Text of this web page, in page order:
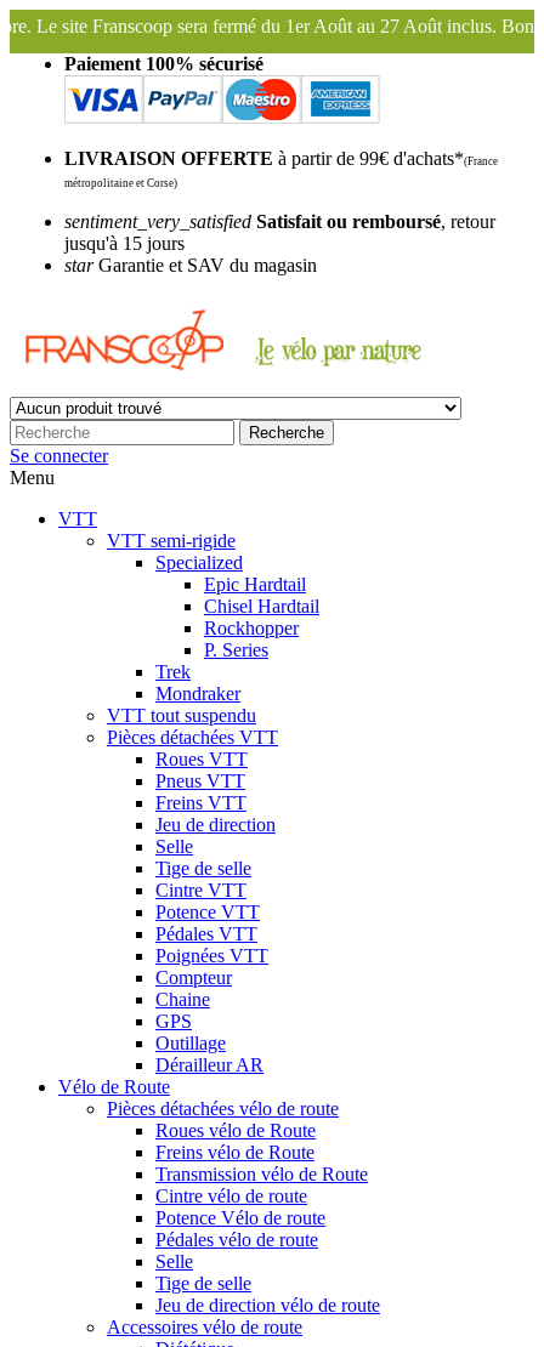
du 1er Août au 27 Août inclus. Bonnes vacances !
Franscoop,
Paiement 100% sécurisé
LIVRAISON OFFERTE à partir de 99€ d'achats*(France
métropolitaine et Corse)
sentiment_very_satisfied Satisfait ou remboursé, retour
jusqu'à 15 jours
starGarantie et SAV du magasin
Recherche
Se connecter
Menu
VTT
VTT semi-rigide
Specialized
Epic Hardtail
Chisel Hardtail
Rockhopper
P. Series
Trek
Mondraker
VTT tout suspendu
Pièces détachées VTT
Roues VTT
Pneus VTT
Freins VTT
Jeu de direction
Selle
Tige de selle
Cintre VTT
Potence VTT
Pédales VTT
Poignées VTT
Compteur
Chaine
GPS
Outillage
Dérailleur AR
Vélo de Route
Pièces détachées vélo de route
Roues vélo de Route
Freins vélo de Route
Transmission vélo de Route
Cintre vélo de route
Potence Vélo de route
Pédales vélo de route
Selle
Tige de selle
Jeu de direction vélo de route
Accessoires vélo de route